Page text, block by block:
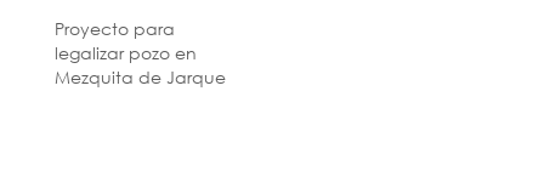
Proyecto para
legalizar pozo en
Mezquita de Jarque